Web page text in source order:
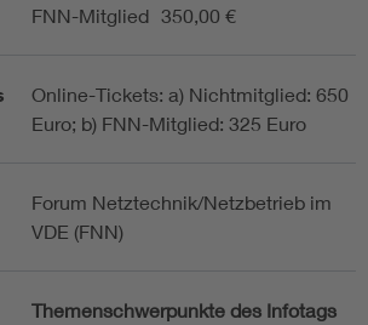
FNN-Mitglied 350,00 €
Online-Tickets: a) Nichtmitglied: 650
Euro; b) FNN-Mitglied: 325 Euro
Forum Netztechnik/Netzbetrieb im
VDE (FNN)
Themenschwerpunkte des Infotags